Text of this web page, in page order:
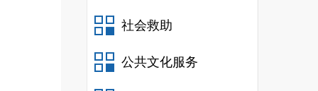
社会救助
公共文化服务